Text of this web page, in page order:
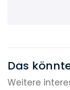
Das
Weitere